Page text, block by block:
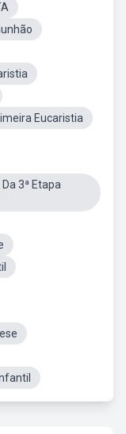
Eucaristia
3ª Etapa